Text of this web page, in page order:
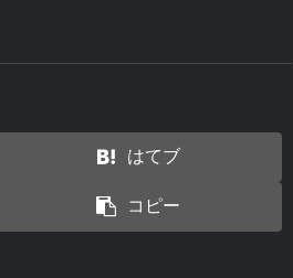
はてブ
コピー